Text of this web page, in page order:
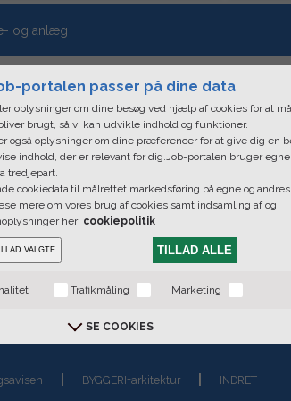
og anlæg
1. Sal - Forhuset, 1260 København K | CVR:
09.00 - 16.00 | Hovednummer: +45 33 44
BYGGERI+arkitektur INDRET
portalen passer på dine data
oplysninger om dine besøg ved hjælp af cookies for at
brugt, så vi kan udvikle indhold og funktioner.
også oplysninger om dine præferencer for at give dig en
indhold, der er relevant for dig.Job-portalen bruger egne
tredjepart.
cookiedata til målrettet markedsføring på egne og andres
mere om vores brug af cookies samt indsamling af og
her: cookiepolitik
VALGTE TILLAD ALLE
Trafikmåling Marketing
SE COOKIES